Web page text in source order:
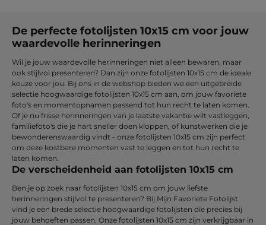
De perfecte fotolijsten 10x15 cm voor jouw
waardevolle herinneringen
Wil je jouw waardevolle herinneringen niet alleen bewaren, maar
ook stijlvol presenteren? Dan zijn onze fotolijsten 10x15 cm de ideale
keuze voor jou. Bij ons in de webshop bieden we een uitgebreide
selectie hoogwaardige fotolijsten 10x15 cm aan, om jouw favoriete
foto's en momentopnamen passend tot hun recht te laten komen.
Of je nu frisse herinneringen van je laatste vakantie wilt vastleggen,
familiefoto's die je hart sneller doen kloppen, of kunstwerken die je
bewonderenswaardig vindt - onze fotolijsten 10x15 cm zijn perfect
om deze kostbare momenten vast te leggen en tot hun recht te
laten komen.
De verscheidenheid aan fotolijsten 10x15 cm
Ben je op zoek naar fotolijsten 10x15 cm om jouw liefste
herinneringen stijlvol te presenteren? Bij Mijn Favoriete Fotolijst
vind je een brede selectie hoogwaardige fotolijsten die precies bij
jouw behoeften passen. Onze fotolijsten 10x15 cm zijn verkrijgbaar in